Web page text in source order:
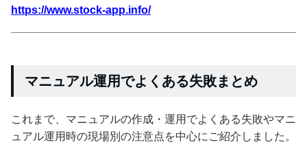
https://www.stock-app.info/
マニュアル運用でよくある失敗まとめ
これまで、マニュアルの作成・運用でよくある失敗やマニ
ュアル運用時の現場別の注意点を中心にご紹介しました。